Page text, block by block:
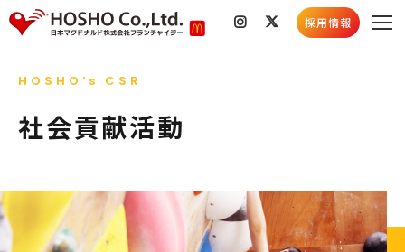
社会貢献活動
採用情報
採用メッセージ
社員インタビュー
お知らせ
店舗情報
採用情報
HOSHO’s CSR
社会貢献活動